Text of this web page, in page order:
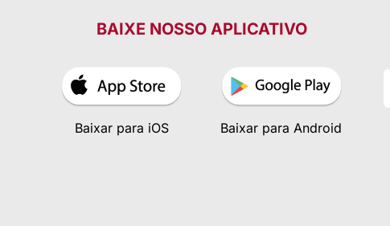
BAIXE NOSSO APLICATIVO
Baixar para iOS Baixar para Android